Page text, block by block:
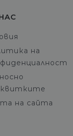
на
на сайта